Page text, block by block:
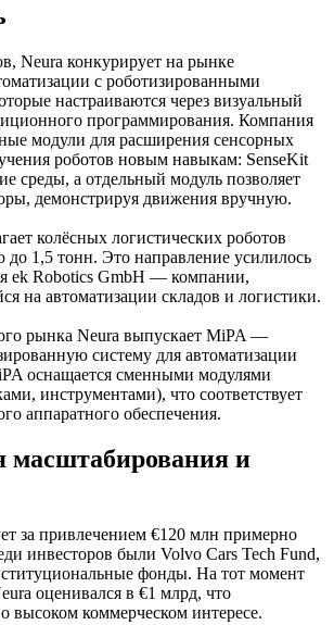
Neura конкурирует на рынке
с роботизированными
настраиваются через визуальный
программирования. Компания
модули для расширения сенсорных
роботов новым навыкам: SenseKit
среды, а отдельный модуль позволяет
демонстрируя движения вручную.
колёсных логистических роботов
до 1,5 тонн. Это направление усилилось
ek Robotics GmbH — компании,
на автоматизации складов и логистики.
рынка Neura выпускает MiPA —
систему для автоматизации
оснащается сменными модулями
инструментами), что соответствует
аппаратного обеспечения.
масштабирования и
за привлечением €120 млн примерно
инвесторов были Volvo Cars Tech Fund,
фонды. На тот момент
оценивался в €1 млрд, что
высоком коммерческом интересе.